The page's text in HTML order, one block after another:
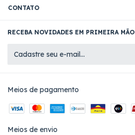
CONTATO
RECEBA NOVIDADES EM PRIMEIRA MÃO
Meios de pagamento
Meios de envio